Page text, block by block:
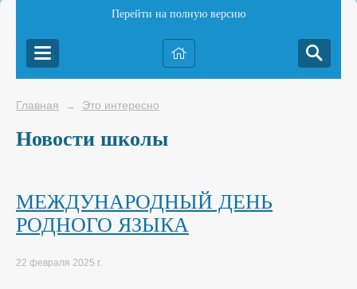
Перейти на полную версию
Главная → Это интересно
Новости школы
МЕЖДУНАРОДНЫЙ ДЕНЬ
РОДНОГО ЯЗЫКА
22 февраля 2025 г.